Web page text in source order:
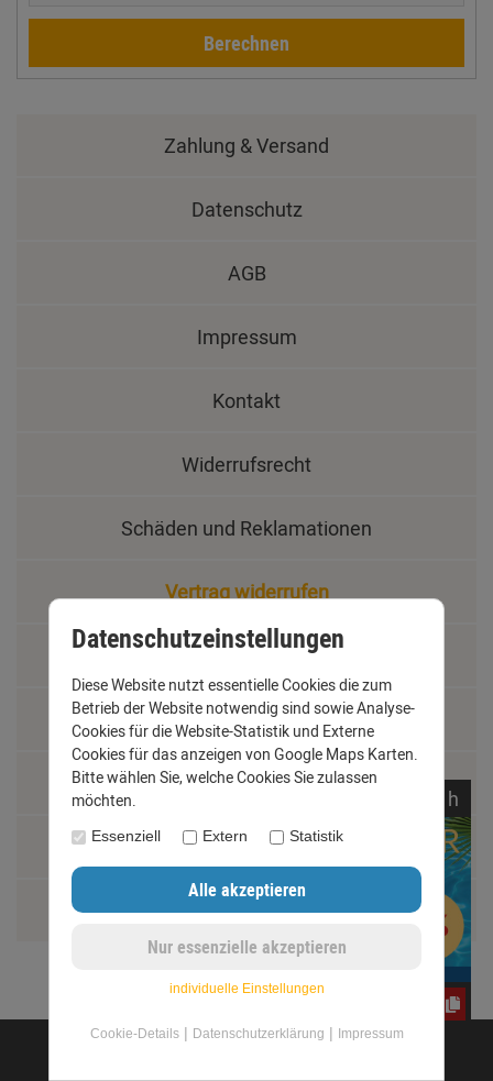
Berechnen
Zahlung & Versand
Datenschutz
AGB
Impressum
Kontakt
Widerrufsrecht
Schäden und Reklamationen
Vertrag widerrufen
Materialkunde
Fachbegriffe
Jobs
Montage und Installationshilfen
Größentabelle
h
Datenschutzeinstellungen
Diese Website nutzt essentielle Cookies die zum
Betrieb der Website notwendig sind sowie Analyse-
Cookies für die Website-Statistik und Externe
Cookies für das anzeigen von Google Maps Karten.
Bitte wählen Sie, welche Cookies Sie zulassen
möchten.
Essenziell Extern Statistik
individuelle Einstellungen
Cookie-Details| Datenschutzerklärung | Impressum